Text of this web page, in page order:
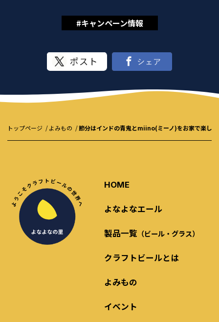
#キャンペーン情報
トップページ よみもの 節分はインドの青鬼とmiino(ミーノ)をお家で楽し
HOME
よなよなエール
製品一覧 （ビール・グラス）
クラフトビールとは
よみもの
イベント